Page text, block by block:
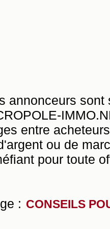
annonceurs
entre
ou de
pour toute
: CONSEILS